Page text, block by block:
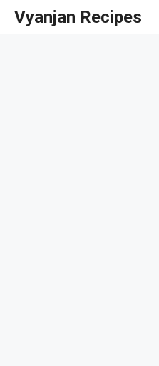
SkipVyanjan Recipes